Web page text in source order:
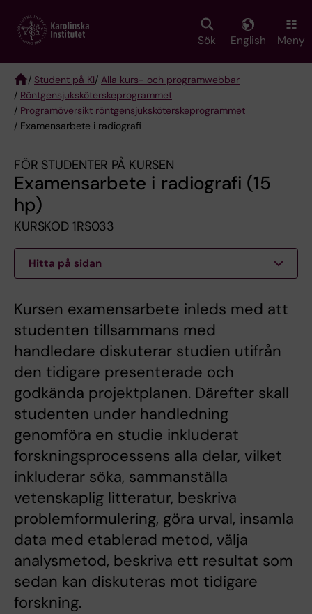
main
Sök English Meny
Breadcrumb
/ Student på KI/ Alla kurs- och programwebbar
/ Röntgen­sjuk­sköterske­programmet
/ Programöversikt röntgensjuksköterskeprogrammet
/ Examensarbete i radiografi
FÖR STUDENTER PÅ KURSEN
Examensarbete i radiografi (15
hp)
KURSKOD 1RS033
Hitta på sidan
Kursen examensarbete inleds med att
studenten tillsammans med
handledare diskuterar studien utifrån
den tidigare presenterade och
godkända projektplanen. Därefter skall
studenten under handledning
genomföra en studie inkluderat
forskningsprocessens alla delar, vilket
inkluderar söka, sammanställa
vetenskaplig litteratur, beskriva
problemformulering, göra urval, insamla
data med etablerad metod, välja
analysmetod, beskriva ett resultat som
sedan kan diskuteras mot tidigare
forskning.